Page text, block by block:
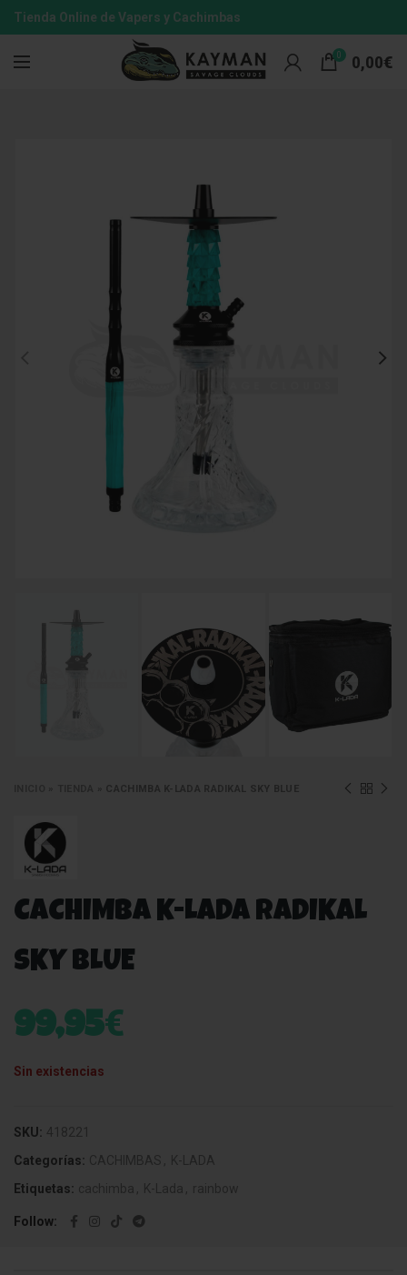
Tienda Online de Vapers y Cachimbas
0 0,00€
CACHIMBA K-LADA RADIKAL SKY BLUE
CACHIMBA K-LADA RADIKAL
SKY BLUE
99,95€
Sin existencias
SKU: 418221
Categorías: CACHIMBAS , K-LADA
Etiquetas: cachimba , K-Lada , rainbow
Follow